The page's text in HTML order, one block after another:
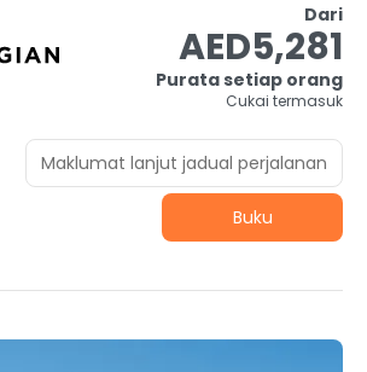
Dari
AED5,281
Purata setiap orang
Cukai termasuk
Maklumat lanjut jadual perjalanan
Buku